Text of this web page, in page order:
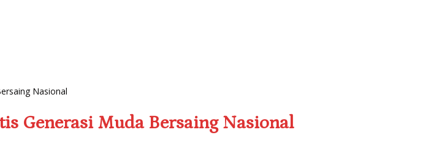
Nasional
Generasi Muda Bersaing Nasional